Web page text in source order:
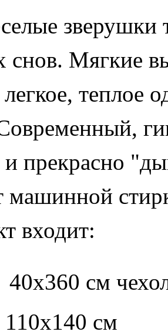
зверушки
снов. Мягкие
теплое
и прекрасно
входит:
40х360 см
см